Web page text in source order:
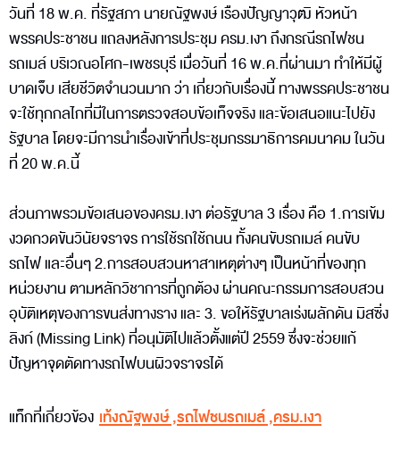
วันที่ 18 พ.ค. ที่รัฐสภา นายณัฐพงษ์ เรืองปัญญาวุฒิ หัวหน้า
พรรคประชาชน แถลงหลังการประชุม ครม.เงา ถึงกรณีรถไฟชน
รถเมล์ บริเวณอโศก-เพชรบุรี เมื่อวันที่ 16 พ.ค.ที่ผ่านมา ทำให้มีผู้
บาดเจ็บ เสียชีวิตจำนวนมาก ว่า เกี่ยวกับเรื่องนี้ ทางพรรคประชาชน
จะใช้ทุกกลไกที่มีในการตรวจสอบข้อเท็จจริง และข้อเสนอแนะไปยัง
รัฐบาล โดยจะมีการนำเรื่องเข้าที่ประชุมกรรมาธิการคมนาคม ในวัน
ที่ 20 พ.ค.นี้
ส่วนภาพรวมข้อเสนอของครม.เงา ต่อรัฐบาล 3 เรื่อง คือ 1.การเข้ม
งวดกวดขันวินัยจราจร การใช้รถใช้ถนน ทั้งคนขับรถเมล์ คนขับ
รถไฟ และอื่นๆ 2.การสอบสวนหาสาเหตุต่างๆ เป็นหน้าที่ของทุก
หน่วยงาน ตามหลักวิชาการที่ถูกต้อง ผ่านคณะกรรมการสอบสวน
อุบัติเหตุของการขนส่งทางราง และ 3. ขอให้รัฐบาลเร่งผลักดัน มิสซิ่ง
ลิงก์ (Missing Link) ที่อนุมัติไปแล้วตั้งแต่ปี 2559 ซึ่งจะช่วยแก้
ปัญหาจุดตัดทางรถไฟบนผิวจราจรได้
แท็กที่เกี่ยวข้อง เท้งณัฐพงษ์,รถไฟชนรถเมล์,ครม.เงา